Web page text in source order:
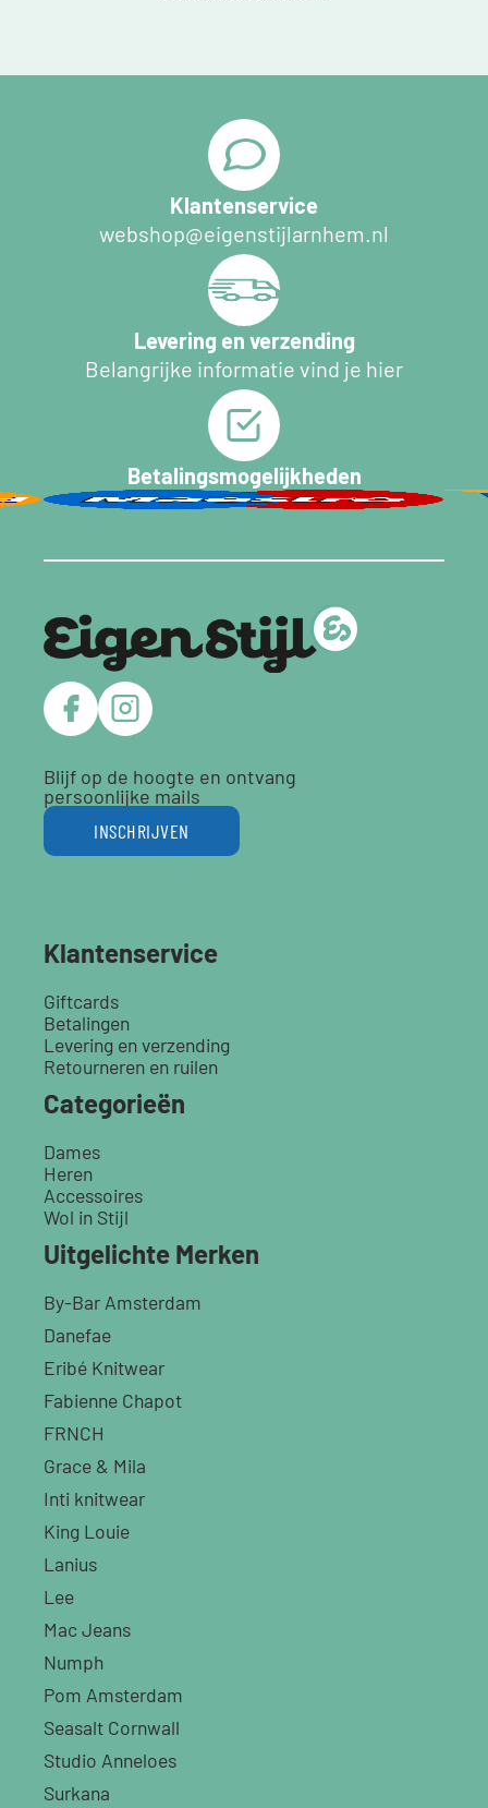
Klantenservice
webshop@eigenstijlarnhem.nl
Levering en verzending
Belangrijke informatie vind je hier
Betalingsmogelijkheden
Blijf op de hoogte en ontvang
persoonlijke mails
INSCHRIJVEN
Klantenservice
Giftcards
Betalingen
Levering en verzending
Retourneren en ruilen
Categorieën
Dames
Heren
Accessoires
Wol in Stijl
Uitgelichte Merken
By-Bar Amsterdam
Danefae
Eribé Knitwear
Fabienne Chapot
FRNCH
Grace & Mila
Inti knitwear
King Louie
Lanius
Lee
Mac Jeans
Numph
Pom Amsterdam
Seasalt Cornwall
Studio Anneloes
Surkana